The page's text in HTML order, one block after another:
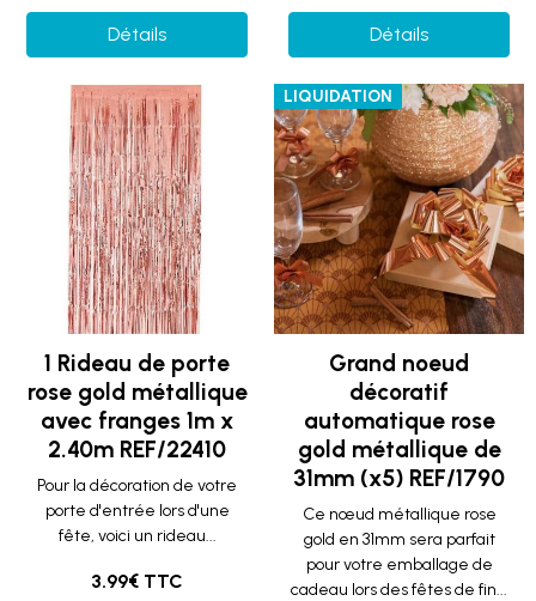
Détails Détails
1 Rideau de porte
rose gold métallique
avec franges 1m x
2.40m REF/22410
Pour la décoration de votre
porte d'entrée lors d'une
fête, voici un rideau...
3.99€ TTC
LIQUIDATION
Grand noeud
décoratif
automatique rose
gold métallique de
31mm (x5) REF/1790
Ce nœud métallique rose
gold en 31mm sera parfait
pour votre emballage de
cadeau lors des fêtes de fin...